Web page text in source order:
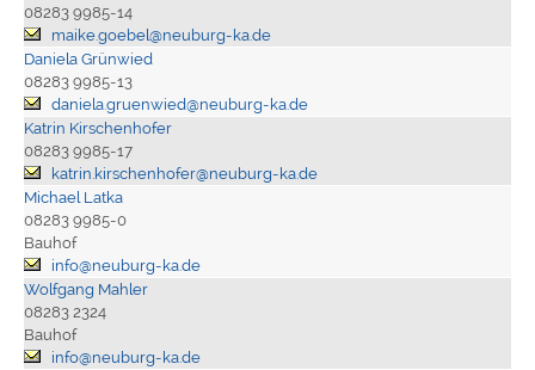
08283 9985-14
maike.goebel@neuburg-ka.de
Daniela Grünwied
08283 9985-13
daniela.gruenwied@neuburg-ka.de
Katrin Kirschenhofer
08283 9985-17
katrin.kirschenhofer@neuburg-ka.de
Michael Latka
08283 9985-0
Bauhof
info@neuburg-ka.de
Wolfgang Mahler
08283 2324
Bauhof
info@neuburg-ka.de